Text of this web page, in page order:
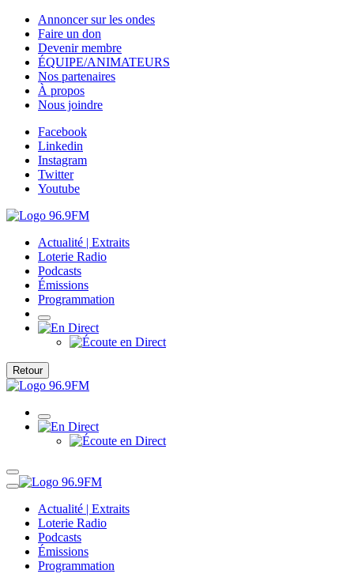
Annoncer sur les ondes
Faire un don
Devenir membre
ÉQUIPE/ANIMATEURS
Nos partenaires
À propos
Nous joindre
Facebook
Linkedin
Instagram
Twitter
Youtube
Actualité | Extraits
Loterie Radio
Podcasts
Émissions
Programmation
Retour
Actualité | Extraits
Loterie Radio
Podcasts
Émissions
Programmation